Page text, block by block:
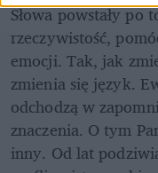
Słowa powstały po
rzeczywistość,
emocji. Tak, jak
zmienia się język.
odchodzą w
znaczenia. O tym
inny. Od lat